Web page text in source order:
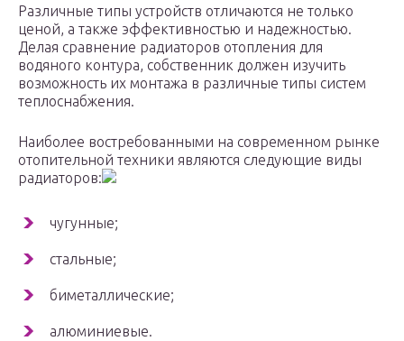
Различные типы устройств отличаются не только
ценой, а также эффективностью и надежностью.
Делая сравнение радиаторов отопления для
водяного контура, собственник должен изучить
возможность их монтажа в различные типы систем
теплоснабжения.
Наиболее востребованными на современном рынке
отопительной техники являются следующие виды
радиаторов:
чугунные;
стальные;
биметаллические;
алюминиевые.